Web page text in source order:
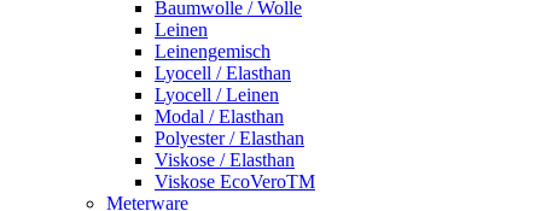
Baumwolle / Wolle
Leinen
Leinengemisch
Lyocell / Elasthan
Lyocell / Leinen
Modal / Elasthan
Polyester / Elasthan
Viskose / Elasthan
Viskose EcoVeroTM
Meterware